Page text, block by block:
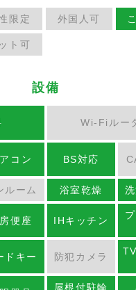
限定 外国人可
ト可
設備
Wi-Fiルー
コン BS対応
ルーム 浴室乾燥
便座 IHキッチン
ドキー 防犯カメラ
屋根付駐輪